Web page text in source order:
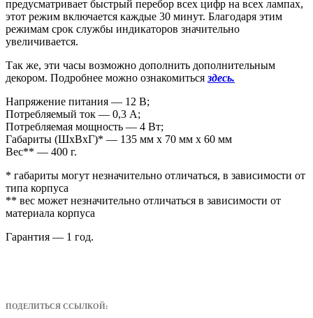
предусматривает быстрый перебор всех цифр на всех лампах,
этот режим включается каждые 30 минут. Благодаря этим
режимам срок службы индикаторов значительно
увеличивается.
Так же, эти часы возможно дополнить дополнительным
декором. Подробнее можно ознакомиться здесь.
Напряжение питания — 12 В;
Потребляемый ток — 0,3 А;
Потребляемая мощность — 4 Вт;
Габариты (ШxВxГ)* — 135 мм x 70 мм x 60 мм
Вес** — 400 г.
* габариты могут незначительно отличаться, в зависимости от
типа корпуса
** вес может незначительно отличаться в зависимости от
материала корпуса
Гарантия — 1 год.
ПОДЕЛИТЬСЯ ССЫЛКОЙ: